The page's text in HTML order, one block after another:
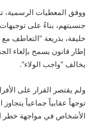
جنسيتهم، بناءً على
خليفة، بذريعة “التعاطف
إطار قانون يسمح بإلغاء
يخالف “واجب الولاء”.
ولم يقتصر القرار على
توجهاً عقابياً جماعياً يتجاوز
الأشخاص في مواجهة خطر